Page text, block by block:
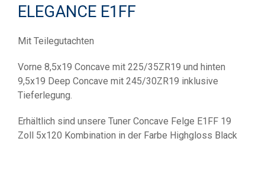
ELEGANCE E1FF
Mit Teilegutachten
Vorne 8,5x19 Concave mit 225/35ZR19 und hinten
9,5x19 Deep Concave mit 245/30ZR19 inklusive
Tieferlegung.
Erhältlich sind unsere Tuner Concave Felge E1FF 19
Zoll 5x120 Kombination in der Farbe Highgloss Black